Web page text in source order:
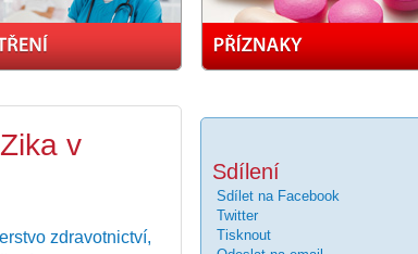
v
zdravotnictví,
Sdílení
Sdílet na Facebook
Twitter
Tisknout